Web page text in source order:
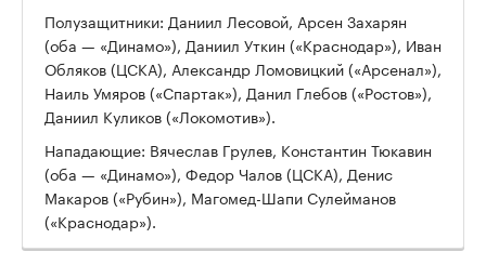
Полузащитники: Даниил Лесовой, Арсен Захарян
(оба — «Динамо»), Даниил Уткин («Краснодар»), Иван
Обляков (ЦСКА), Александр Ломовицкий («Арсенал»),
Наиль Умяров («Спартак»), Данил Глебов («Ростов»),
Даниил Куликов («Локомотив»).
Нападающие: Вячеслав Грулев, Константин Тюкавин
(оба — «Динамо»), Федор Чалов (ЦСКА), Денис
Макаров («Рубин»), Магомед-Шапи Сулейманов
(«Краснодар»).